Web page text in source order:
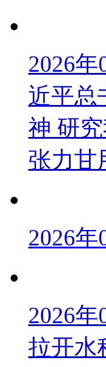
2026
近平总
神 研
张力甘
2026
2026
拉开水